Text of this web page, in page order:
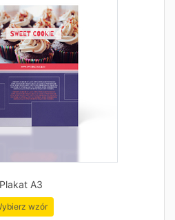
Plakat A3
wzór